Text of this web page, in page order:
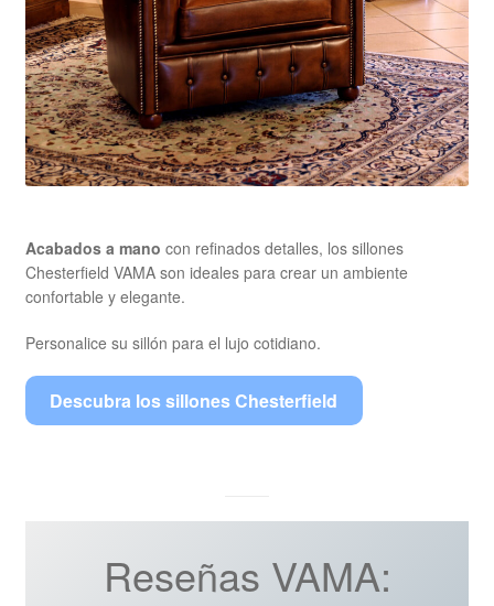
Acabados a mano con refinados detalles, los sillones
Chesterfield VAMA son ideales para crear un ambiente
confortable y elegante.
Personalice su sillón para el lujo cotidiano.
Descubra los sillones Chesterfield
Reseñas VAMA: